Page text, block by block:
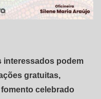
interessados podem
gratuitas,
celebrado